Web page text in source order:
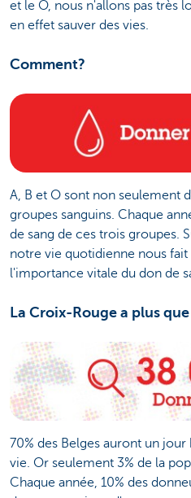
et le O, nous n'allons pas très
en effet sauver des vies.
Comment?
A, B et O sont non seulement
groupes sanguins. Chaque
de sang de ces trois groupes.
notre vie quotidienne nous
l'importance vitale du don de
La Croix-Rouge a plus
70% des Belges auront un
vie. Or seulement 3% de la
Chaque année, 10% des